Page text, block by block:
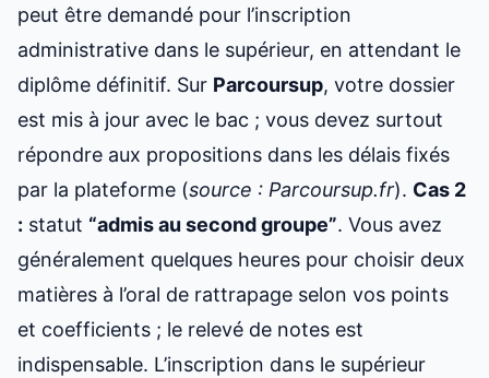
peut être demandé pour l’inscription
administrative dans le supérieur, en attendant le
diplôme définitif. Sur Parcoursup, votre dossier
est mis à jour avec le bac ; vous devez surtout
répondre aux propositions dans les délais fixés
par la plateforme (source : Parcoursup.fr). Cas 2
: statut “admis au second groupe”. Vous avez
généralement quelques heures pour choisir deux
matières à l’oral de rattrapage selon vos points
et coefficients ; le relevé de notes est
indispensable. L’inscription dans le supérieur